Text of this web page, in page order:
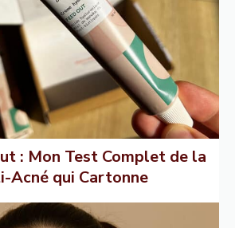
: Mon Test Complet de la
Acné qui Cartonne